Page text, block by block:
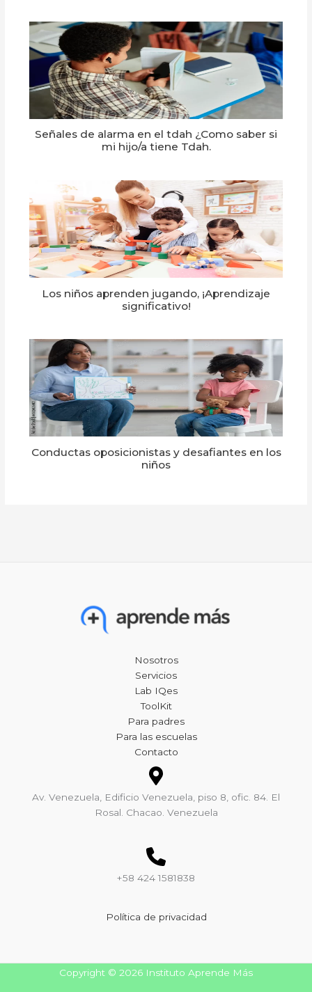
Señales de alarma en el tdah ¿Como saber si
mi hijo/a tiene Tdah.
Los niños aprenden jugando, ¡Aprendizaje
significativo!
Conductas oposicionistas y desafiantes en los
niños
Nosotros
Servicios
Lab IQes
ToolKit
Para padres
Para las escuelas
Contacto
Av. Venezuela, Edificio Venezuela, piso 8, ofic. 84. El
Rosal. Chacao. Venezuela
+58 424 1581838
Política de privacidad
Copyright © 2026 Instituto Aprende Más